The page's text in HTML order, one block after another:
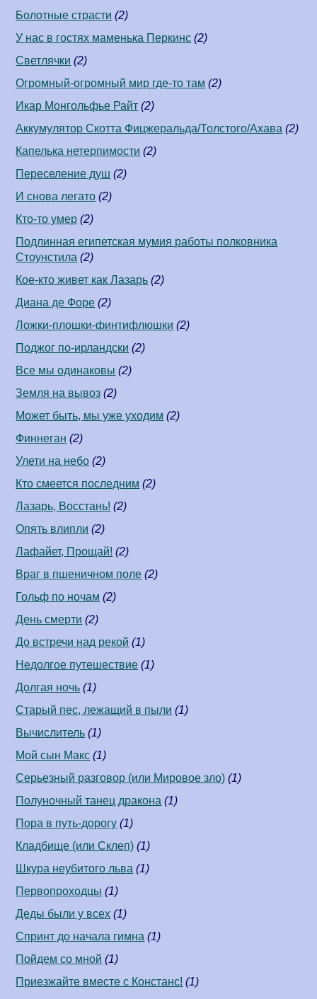
Болотные страсти (2)
У нас в гостях маменька Перкинс (2)
Светлячки (2)
Огромный-огромный мир где-то там (2)
Икар Монгольфье Райт (2)
Аккумулятор Скотта Фицжеральда/Толстого/Ахава (2)
Капелька нетерпимости (2)
Переселение душ (2)
И снова легато (2)
Кто-то умер (2)
Подлинная египетская мумия работы полковника
Стоунстила (2)
Кое-кто живет как Лазарь (2)
Диана де Форе (2)
Ложки-плошки-финтифлюшки (2)
Поджог по-ирландски (2)
Все мы одинаковы (2)
Земля на вывоз (2)
Может быть, мы уже уходим (2)
Финнеган (2)
Улети на небо (2)
Кто смеется последним (2)
Лазарь, Восстань! (2)
Опять влипли (2)
Лафайет, Прощай! (2)
Враг в пшеничном поле (2)
Гольф по ночам (2)
День смерти (2)
До встречи над рекой (1)
Недолгое путешествие (1)
Долгая ночь (1)
Старый пес, лежащий в пыли (1)
Вычислитель (1)
Мой сын Макс (1)
Серьезный разговор (или Мировое зло) (1)
Полуночный танец дракона (1)
Пора в путь-дорогу (1)
Кладбище (или Склеп) (1)
Шкура неубитого льва (1)
Первопроходцы (1)
Деды были у всех (1)
Спринт до начала гимна (1)
Пойдем со мной (1)
Приезжайте вместе с Констанс! (1)